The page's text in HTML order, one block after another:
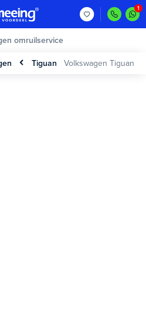
omruilservice
Tiguan Volkswagen Tiguan